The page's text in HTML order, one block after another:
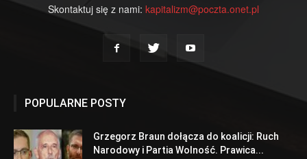
Skontaktuj się z nami: kapitalizm@poczta.onet.pl
POPULARNE POSTY
Grzegorz Braun dołącza do koalicji: Ruch
Narodowy i Partia Wolność. Prawica...